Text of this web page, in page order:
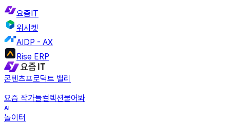
요즘IT
위시켓
AIDP - AX
Rise ERP
콘텐츠프로덕트 밸리
요즘 작가들컬렉션물어봐
놀이터